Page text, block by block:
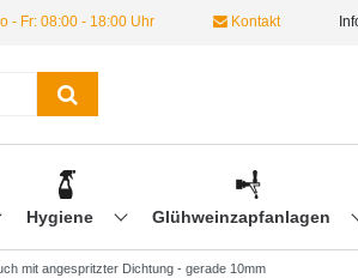
- Fr: 08:00 - 18:00 Uhr Kontakt
Hygiene Glühweinzapfanlagen
mit angespritzter Dichtung - gerade 10mm